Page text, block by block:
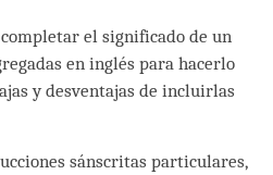
el significado de un
en inglés para hacerlo
y desventajas de incluirlas
sánscritas particulares,